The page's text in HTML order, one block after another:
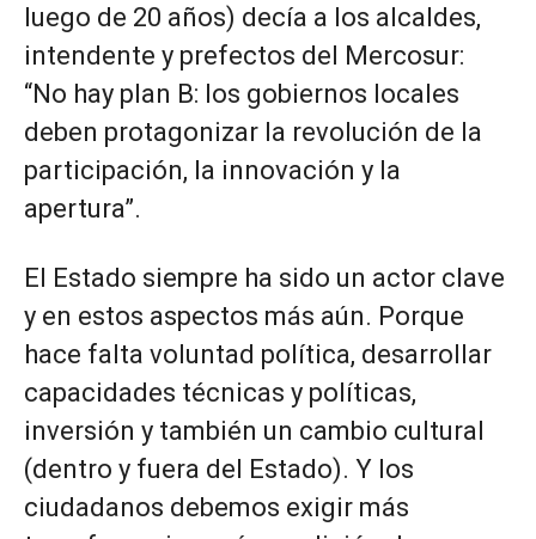
luego de 20 años) decía a los alcaldes,
intendente y prefectos del Mercosur:
“No hay plan B: los gobiernos locales
deben protagonizar la revolución de la
participación, la innovación y la
apertura”.
El Estado siempre ha sido un actor clave
y en estos aspectos más aún. Porque
hace falta voluntad política, desarrollar
capacidades técnicas y políticas,
inversión y también un cambio cultural
(dentro y fuera del Estado). Y los
ciudadanos debemos exigir más